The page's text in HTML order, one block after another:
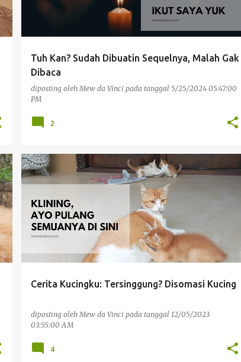
Tuh Kan? Sudah Dibuatin Sequelnya, Malah Gak
Dibaca
diposting olehMew da Vinci pada tanggal 5/25/2024 05:47:00
PM
2
Cerita Kucingku: Tersinggung? Disomasi Kucing
diposting olehMew da Vinci pada tanggal 12/05/2023
03:55:00 AM
PENGALAMAN PRIBADI
4